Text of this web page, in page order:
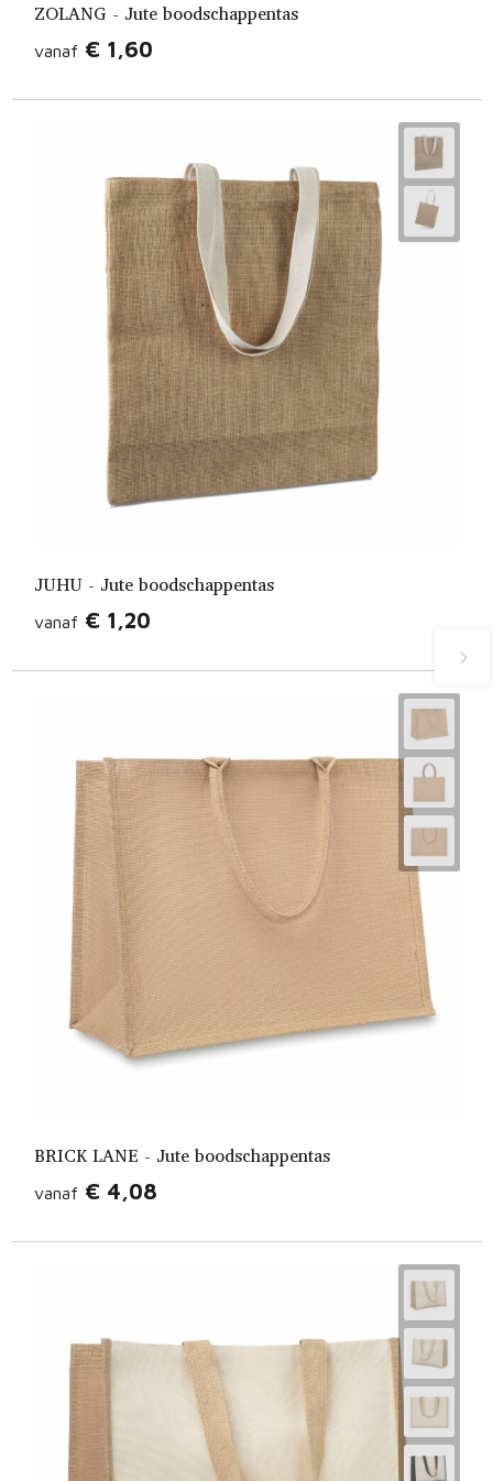
ZOLANG - Jute boodschappentas
vanaf € 1,60
JUHU - Jute boodschappentas
vanaf € 1,20
BRICK LANE - Jute boodschappentas
vanaf € 4,08